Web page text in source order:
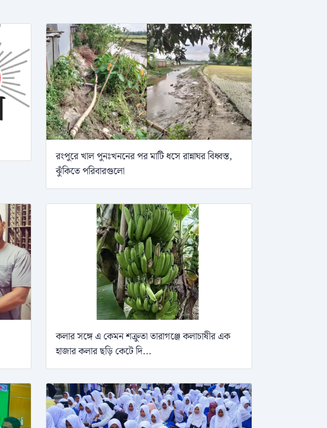
রংপুরে খাল পুনঃখননের পর মাটি ধসে রান্নাঘর বিধ্বস্ত,
ঝুঁকিতে পরিবারগুলো
কলার সঙ্গে এ কেমন শক্রুতা তারাগঞ্জে কলাচাষীর এক
হাজার কলার ছড়ি কেটে দি...